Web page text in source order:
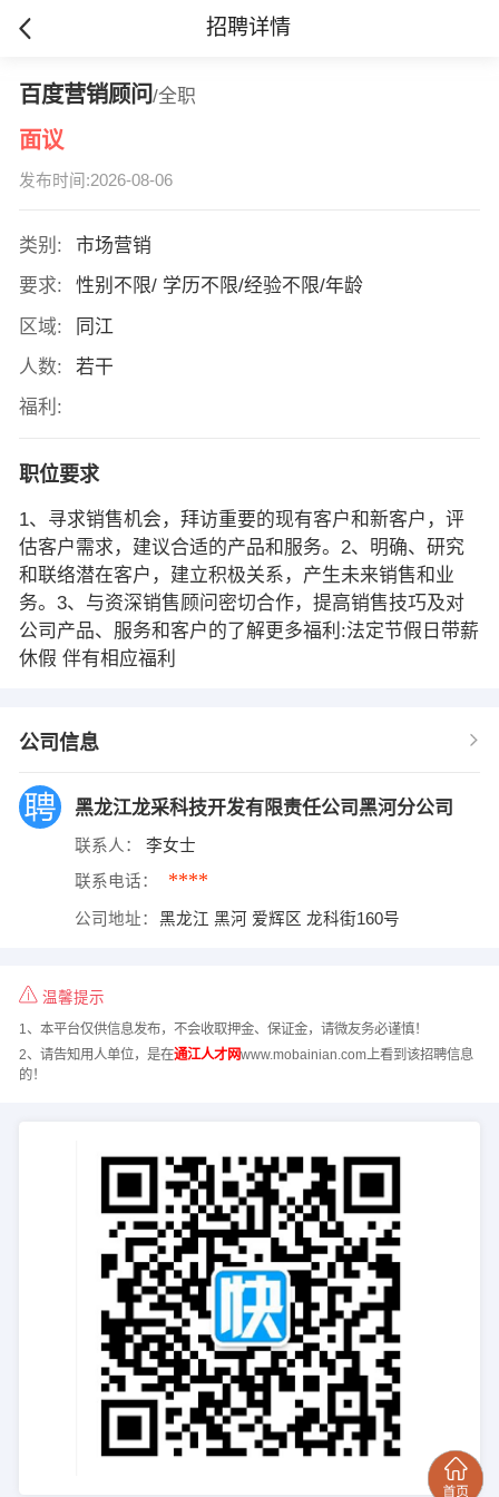
招聘详情
百度营销顾问/全职
面议
发布时间:2026-08-06
类别:
市场营销
要求:
性别不限/ 学历不限/经验不限/年龄
区域:
同江
人数:
若干
福利:
职位要求
1、寻求销售机会，拜访重要的现有客户和新客户，评
估客户需求，建议合适的产品和服务。2、明确、研究
和联络潜在客户，建立积极关系，产生未来销售和业
务。3、与资深销售顾问密切合作，提高销售技巧及对
公司产品、服务和客户的了解更多福利:法定节假日带薪
休假 伴有相应福利
公司信息
黑龙江龙采科技开发有限责任公司黑河分公司
联系人： 李女士
联系电话： ****
公司地址： 黑龙江 黑河 爱辉区 龙科街160号
温馨提示
1、本平台仅供信息发布，不会收取押金、保证金，请微友务必谨慎！
2、请告知用人单位，是在通江人才网www.mobainian.com上看到该招聘信息
的！